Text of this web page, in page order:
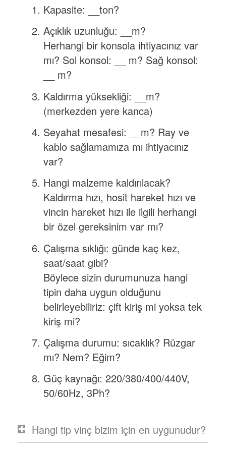
Kapasite: __ton?
Açıklık uzunluğu: __m?
Herhangi bir konsola ihtiyacınız var
mı? Sol konsol: __ m? Sağ konsol:
__ m?
Kaldırma yüksekliği: __m?
(merkezden yere kanca)
Seyahat mesafesi: __m? Ray ve
kablo sağlamamıza mı ihtiyacınız
var?
Hangi malzeme kaldırılacak?
Kaldırma hızı, hosit hareket hızı ve
vincin hareket hızı ile ilgili herhangi
bir özel gereksinim var mı?
Çalışma sıklığı: günde kaç kez,
saat/saat gibi?
Böylece sizin durumunuza hangi
tipin daha uygun olduğunu
belirleyebiliriz: çift kiriş mi yoksa tek
kiriş mi?
Çalışma durumu: sıcaklık? Rüzgar
mı? Nem? Eğim?
Güç kaynağı: 220/380/400/440V,
50/60Hz, 3Ph?
Hangi tip vinç bizim için en uygunudur?